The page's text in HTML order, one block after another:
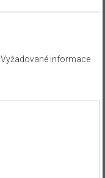
Vyžadované informace